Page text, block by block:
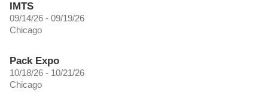
IMTS
09/14/26 - 09/19/26
Chicago
Pack Expo
10/18/26 - 10/21/26
Chicago